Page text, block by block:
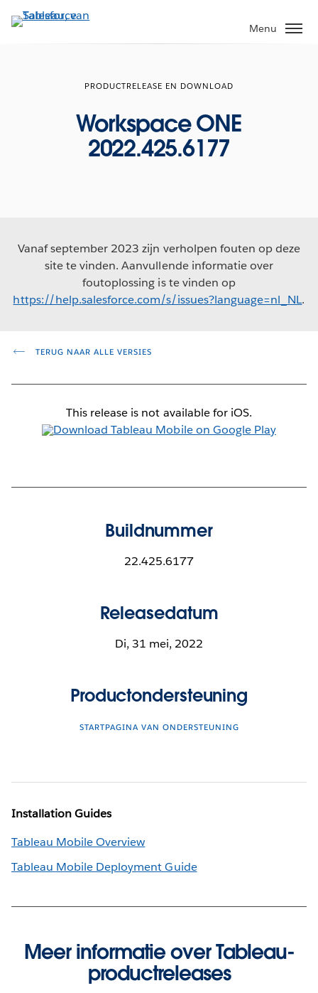
Verder
naar
Menu
PRODUCTRELEASE EN DOWNLOAD
Workspace ONE
2022.425.6177
Vanaf september 2023 zijn verholpen fouten op deze
site te vinden. Aanvullende informatie over
foutoplossing is te vinden op
https://help.salesforce.com/s/issues?language=nl_NL.
TERUG NAAR ALLE VERSIES
This release is not available for iOS.
Buildnummer
22.425.6177
Releasedatum
Di, 31 mei, 2022
Productondersteuning
STARTPAGINA VAN ONDERSTEUNING
Installation Guides
Tableau Mobile Overview
Tableau Mobile Deployment Guide
Meer informatie over Tableau-
productreleases